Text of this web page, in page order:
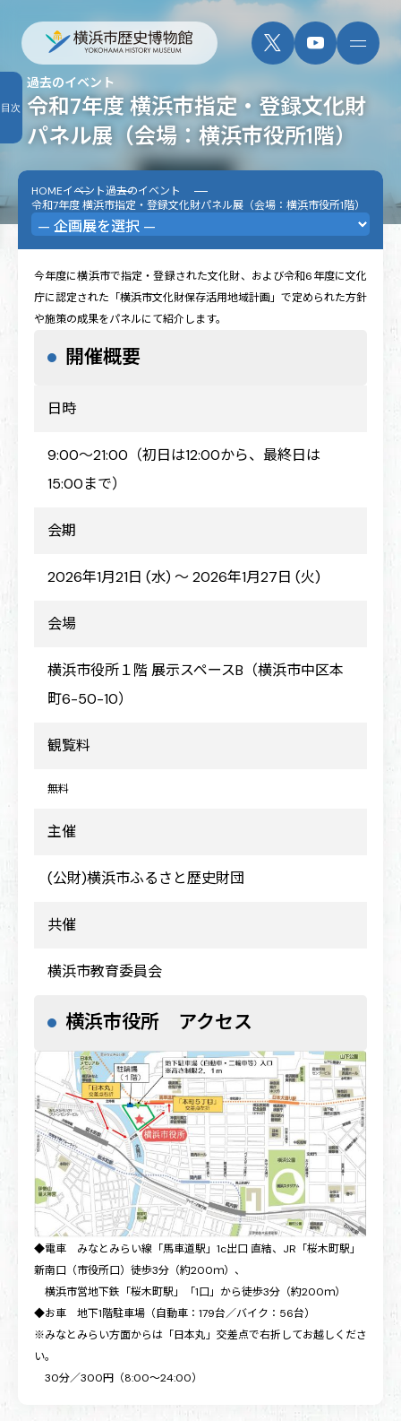
令和7年度 横浜市指定・登録文化財
パネル展（会場：横浜市役所1階）
過去のイベント
HOMEイベント過去のイベント
令和7年度 横浜市指定・登録文化財パネル展（会場：横浜市役所1階）
今年度に横浜市で指定・登録された文化財、および令和6年度に文化
庁に認定された「横浜市文化財保存活用地域計画」で定められた方針
や施策の成果をパネルにて紹介します。
開催概要
日時
9:00～21:00（初日は12:00から、最終日は
15:00まで）
会期
2026年1月21日 (水) ～ 2026年1月27日 (火)
会場
横浜市役所１階 展示スペースB（横浜市中区本
町6-50-10）
観覧料
無料
主催
(公財)横浜市ふるさと歴史財団
共催
横浜市教育委員会
横浜市役所 アクセス
◆電車 みなとみらい線「馬車道駅」1c出口 直結、JR「桜木町駅」
新南口（市役所口）徒歩3分（約200ｍ）、
横浜市営地下鉄「桜木町駅」「1口」から徒歩3分（約200ｍ）
◆お車 地下1階駐車場（自動車：179台／バイク：56台）
※みなとみらい方面からは「日本丸」交差点で右折してお越しくださ
い。
30分／300円（8:00～24:00）
目次